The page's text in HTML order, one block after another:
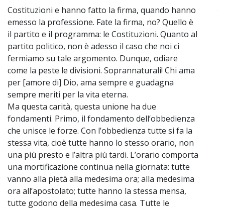
Costituzioni e hanno fatto la firma, quando hanno
emesso la professione. Fate la firma, no? Quello è
il partito e il programma: le Costituzioni. Quanto al
partito politico, non è adesso il caso che noi ci
fermiamo su tale argomento. Dunque, odiare
come la peste le divisioni. Soprannaturali! Chi ama
per [amore di] Dio, ama sempre e guadagna
sempre meriti per la vita eterna.
Ma questa carità, questa unione ha due
fondamenti. Primo, il fondamento dell’obbedienza
che unisce le forze. Con l’obbedienza tutte si fa la
stessa vita, cioè tutte hanno lo stesso orario, non
una più presto e l’altra più tardi. L’orario comporta
una mortificazione continua nella giornata: tutte
vanno alla pietà alla medesima ora; alla medesima
ora all’apostolato; tutte hanno la stessa mensa,
tutte godono della medesima casa. Tutte le